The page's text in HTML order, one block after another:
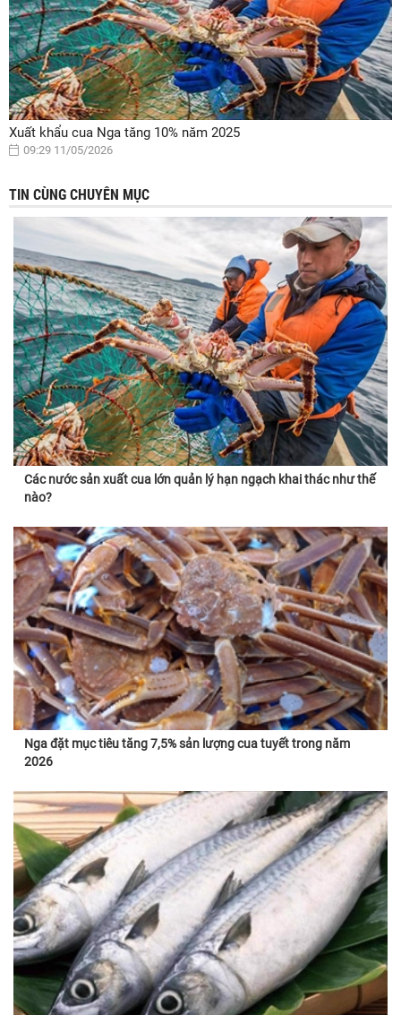
Xuất khẩu cua Nga tăng 10% năm 2025
09:29 11/05/2026
TIN CÙNG CHUYÊN MỤC
Các nước sản xuất cua lớn quản lý hạn ngạch khai thác như thế
nào?
Nga đặt mục tiêu tăng 7,5% sản lượng cua tuyết trong năm
2026